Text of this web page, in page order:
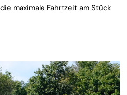
maximale Fahrtzeit am Stück